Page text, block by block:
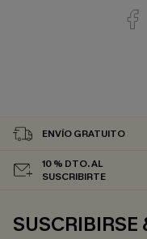
ENVÍO GRATUITO
10 % DTO. AL
SUSCRIBIRTE
SUSCRIBIRSE